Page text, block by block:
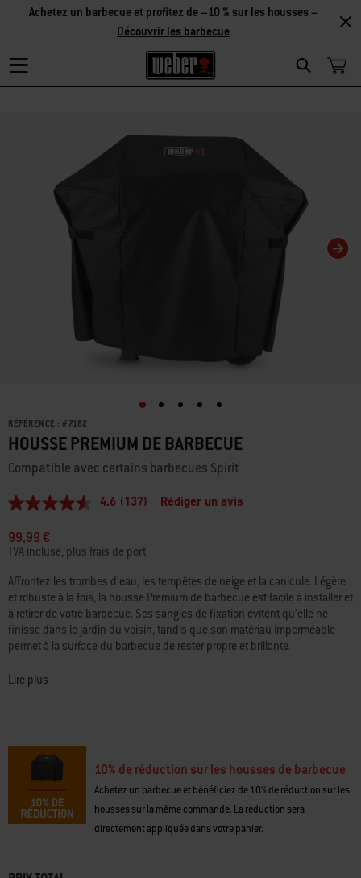
Search
Achetez un barbecue et profitez de –10 % sur les housses –
Découvrir les barbecue
RÉFÉRENCE : # 7182
HOUSSE PREMIUM DE BARBECUE
Compatible avec certains barbecues Spirit
4.6
sur
5,
valeur
de
la
note
moyenne.
Read
137
Reviews.
sur
la
4.6 (137) Rédiger un avis
99,99 €
TVA incluse, plus frais de port
Affrontez les trombes d’eau, les tempêtes de neige et la canicule. Légère
et robuste à la fois, la housse Premium de barbecue est facile à installer et
à retirer de votre barbecue. Ses sangles de fixation évitent qu’elle ne
finisse dans le jardin du voisin, tandis que son matériau imperméable
permet à la surface du barbecue de rester propre et brillante.
- Barbecues à gaz Spirit à 2 et 3 brûleurs fabriqués depuis 2025
Lire plus
10% de réduction sur les housses de barbecue
Achetez un barbecue et bénéficiez de 10% de réduction sur les
housses sur la même commande. La réduction sera
directement appliquée dans votre panier.